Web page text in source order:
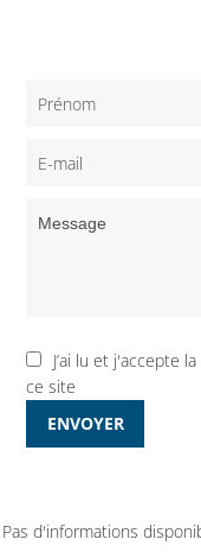
J’ai lu et j'accepte la
ce site
ENVOYER
Pas d'informations